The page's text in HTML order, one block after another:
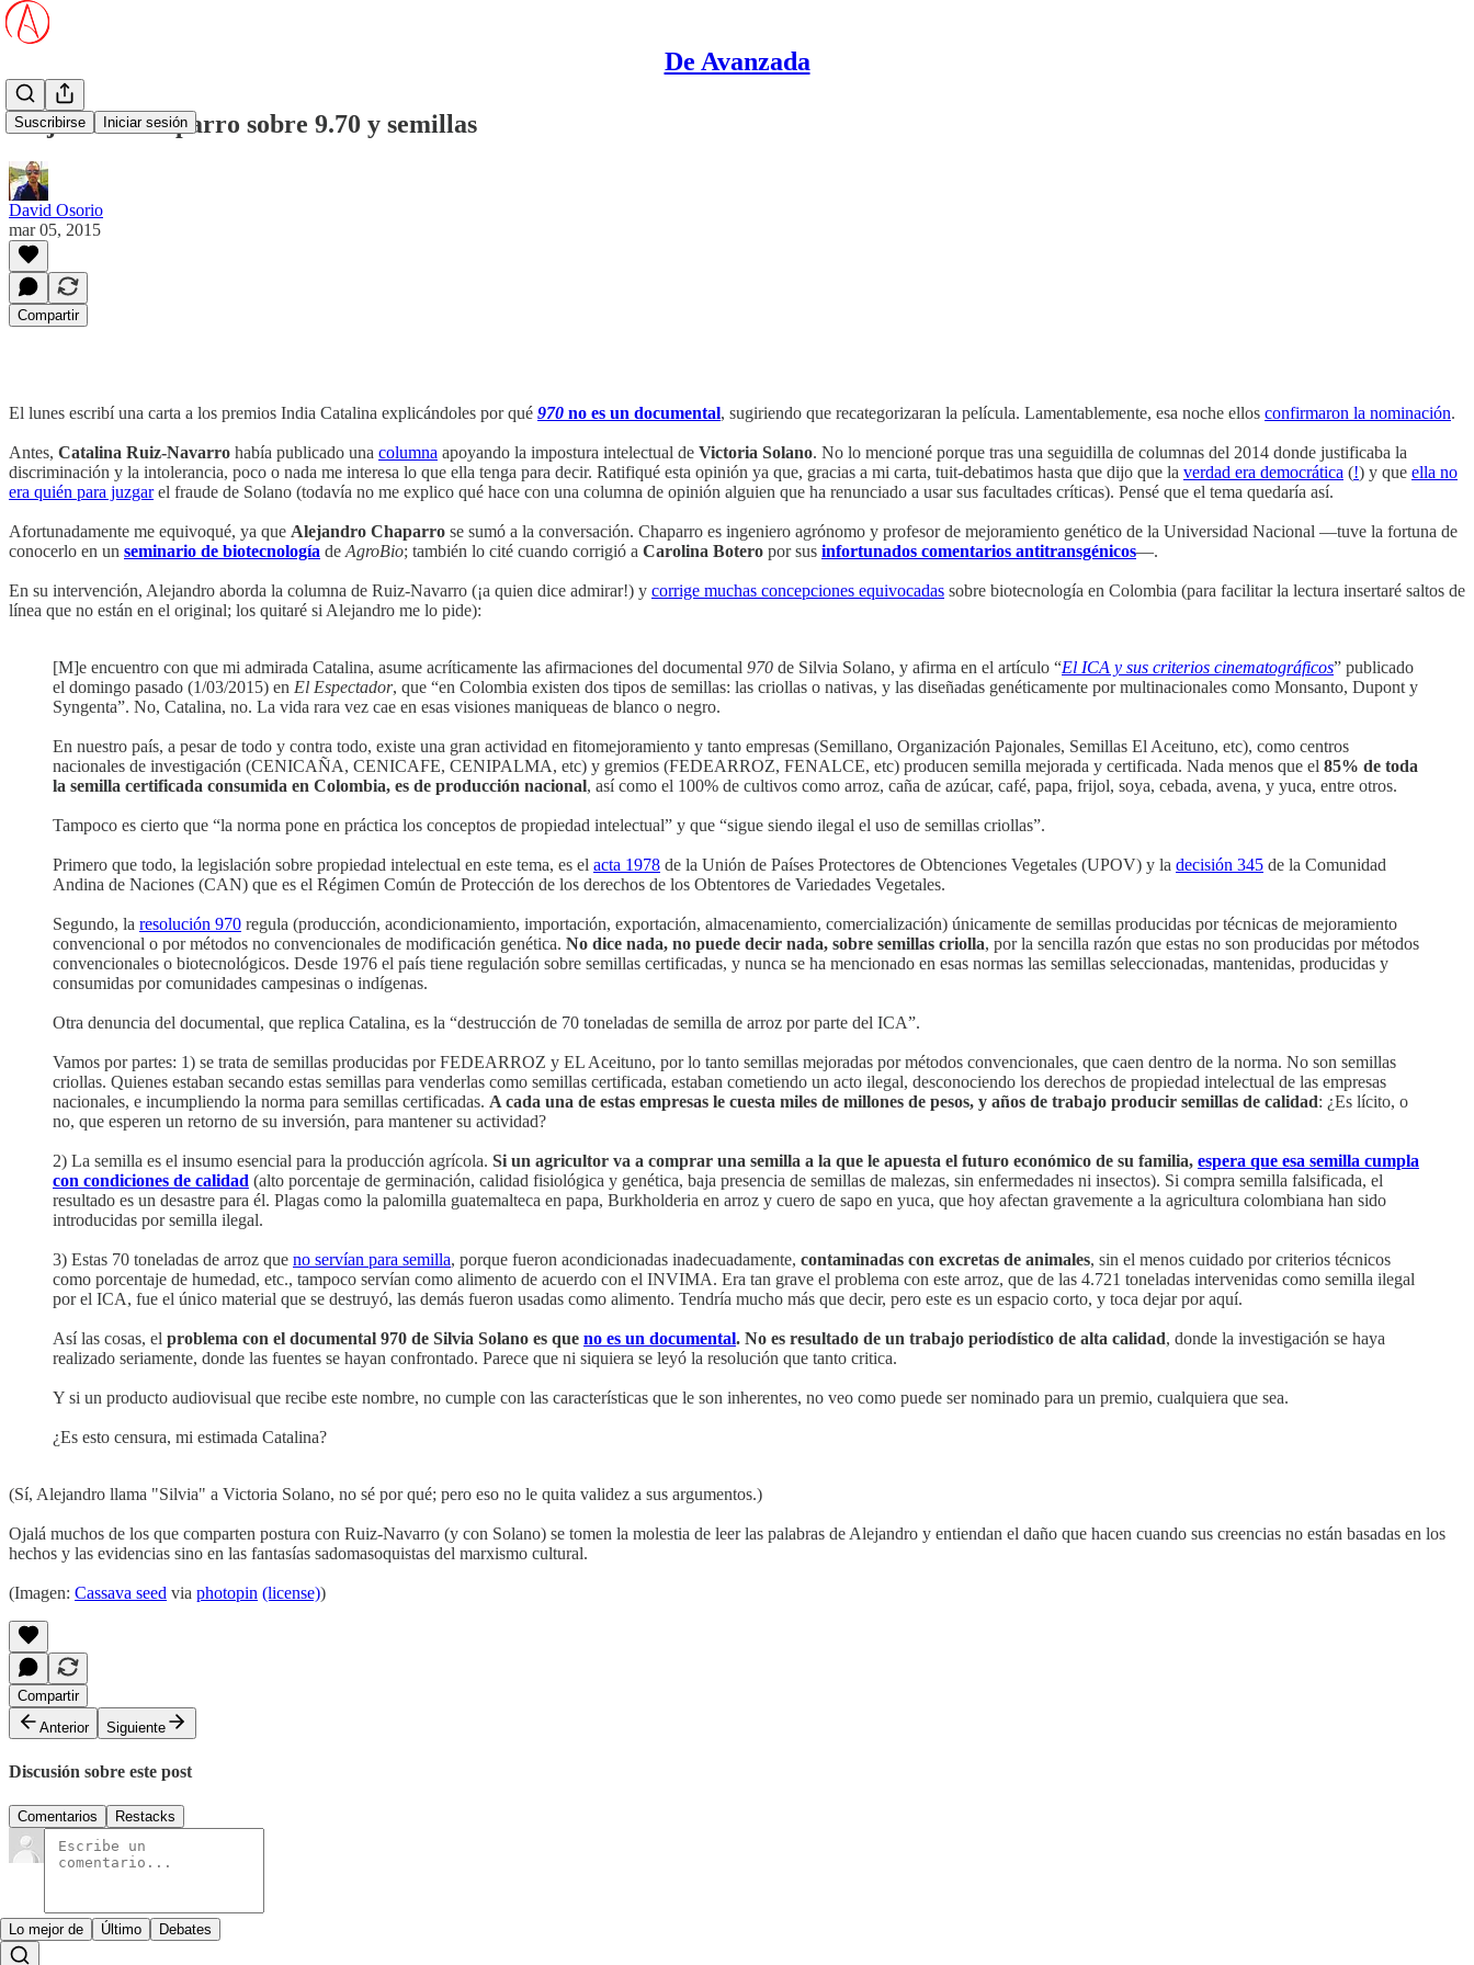
De Avanzada
Suscribirse Iniciar sesión
Alejandro Chaparro sobre 9.70 y semillas
David Osorio
mar 05, 2015
Compartir
El lunes escribí una carta a los premios India Catalina explicándoles por qué 970 no es un documental, sugiriendo que recategorizaran la película. Lamentablemente, esa noche ellos confirmaron la nominación.
Antes, Catalina Ruiz-Navarro había publicado una columna apoyando la impostura intelectual de Victoria Solano. No lo mencioné porque tras una seguidilla de columnas del 2014 donde justificaba la
discriminación y la intolerancia, poco o nada me interesa lo que ella tenga para decir. Ratifiqué esta opinión ya que, gracias a mi carta, tuit-debatimos hasta que dijo que la verdad era democrática (!) y que ella no
era quién para juzgarel fraude de Solano (todavía no me explico qué hace con una columna de opinión alguien que ha renunciado a usar sus facultades críticas). Pensé que el tema quedaría así.
Afortunadamente me equivoqué, ya que Alejandro Chaparro se sumó a la conversación. Chaparro es ingeniero agrónomo y profesor de mejoramiento genético de la Universidad Nacional —tuve la fortuna de
conocerlo en un seminario de biotecnología de AgroBio; también lo cité cuando corrigió a Carolina Botero por sus infortunados comentarios antitransgénicos—.
En su intervención, Alejandro aborda la columna de Ruiz-Navarro (¡a quien dice admirar!) y corrige muchas concepciones equivocadas sobre biotecnología en Colombia (para facilitar la lectura insertaré saltos de
línea que no están en el original; los quitaré si Alejandro me lo pide):
[M]e encuentro con que mi admirada Catalina, asume acríticamente las afirmaciones del documental 970 de Silvia Solano, y afirma en el artículo “El ICA y sus criterios cinematográficos” publicado
el domingo pasado (1/03/2015) en El Espectador, que “en Colombia existen dos tipos de semillas: las criollas o nativas, y las diseñadas genéticamente por multinacionales como Monsanto, Dupont y
Syngenta”. No, Catalina, no. La vida rara vez cae en esas visiones maniqueas de blanco o negro.
En nuestro país, a pesar de todo y contra todo, existe una gran actividad en fitomejoramiento y tanto empresas (Semillano, Organización Pajonales, Semillas El Aceituno, etc), como centros
nacionales de investigación (CENICAÑA, CENICAFE, CENIPALMA, etc) y gremios (FEDEARROZ, FENALCE, etc) producen semilla mejorada y certificada. Nada menos que el 85% de toda
la semilla certificada consumida en Colombia, es de producción nacional, así como el 100% de cultivos como arroz, caña de azúcar, café, papa, frijol, soya, cebada, avena, y yuca, entre otros.
Tampoco es cierto que “la norma pone en práctica los conceptos de propiedad intelectual” y que “sigue siendo ilegal el uso de semillas criollas”.
Primero que todo, la legislación sobre propiedad intelectual en este tema, es el acta 1978 de la Unión de Países Protectores de Obtenciones Vegetales (UPOV) y la decisión 345 de la Comunidad
Andina de Naciones (CAN) que es el Régimen Común de Protección de los derechos de los Obtentores de Variedades Vegetales.
Segundo, la resolución 970 regula (producción, acondicionamiento, importación, exportación, almacenamiento, comercialización) únicamente de semillas producidas por técnicas de mejoramiento
convencional o por métodos no convencionales de modificación genética. No dice nada, no puede decir nada, sobre semillas criolla, por la sencilla razón que estas no son producidas por métodos
convencionales o biotecnológicos. Desde 1976 el país tiene regulación sobre semillas certificadas, y nunca se ha mencionado en esas normas las semillas seleccionadas, mantenidas, producidas y
consumidas por comunidades campesinas o indígenas.
Otra denuncia del documental, que replica Catalina, es la “destrucción de 70 toneladas de semilla de arroz por parte del ICA”.
Vamos por partes: 1) se trata de semillas producidas por FEDEARROZ y EL Aceituno, por lo tanto semillas mejoradas por métodos convencionales, que caen dentro de la norma. No son semillas
criollas. Quienes estaban secando estas semillas para venderlas como semillas certificada, estaban cometiendo un acto ilegal, desconociendo los derechos de propiedad intelectual de las empresas
nacionales, e incumpliendo la norma para semillas certificadas. A cada una de estas empresas le cuesta miles de millones de pesos, y años de trabajo producir semillas de calidad: ¿Es lícito, o
no, que esperen un retorno de su inversión, para mantener su actividad?
2) La semilla es el insumo esencial para la producción agrícola. Si un agricultor va a comprar una semilla a la que le apuesta el futuro económico de su familia, espera que esa semilla cumpla
con condiciones de calidad (alto porcentaje de germinación, calidad fisiológica y genética, baja presencia de semillas de malezas, sin enfermedades ni insectos). Si compra semilla falsificada, el
resultado es un desastre para él. Plagas como la palomilla guatemalteca en papa, Burkholderia en arroz y cuero de sapo en yuca, que hoy afectan gravemente a la agricultura colombiana han sido
introducidas por semilla ilegal.
3) Estas 70 toneladas de arroz que no servían para semilla, porque fueron acondicionadas inadecuadamente, contaminadas con excretas de animales, sin el menos cuidado por criterios técnicos
como porcentaje de humedad, etc., tampoco servían como alimento de acuerdo con el INVIMA. Era tan grave el problema con este arroz, que de las 4.721 toneladas intervenidas como semilla ilegal
por el ICA, fue el único material que se destruyó, las demás fueron usadas como alimento. Tendría mucho más que decir, pero este es un espacio corto, y toca dejar por aquí.
Así las cosas, el problema con el documental 970 de Silvia Solano es que no es un documental. No es resultado de un trabajo periodístico de alta calidad, donde la investigación se haya
realizado seriamente, donde las fuentes se hayan confrontado. Parece que ni siquiera se leyó la resolución que tanto critica.
Y si un producto audiovisual que recibe este nombre, no cumple con las características que le son inherentes, no veo como puede ser nominado para un premio, cualquiera que sea.
¿Es esto censura, mi estimada Catalina?
(Sí, Alejandro llama "Silvia" a Victoria Solano, no sé por qué; pero eso no le quita validez a sus argumentos.)
Ojalá muchos de los que comparten postura con Ruiz-Navarro (y con Solano) se tomen la molestia de leer las palabras de Alejandro y entiendan el daño que hacen cuando sus creencias no están basadas en los
hechos y las evidencias sino en las fantasías sadomasoquistas del marxismo cultural.
(Imagen: Cassava seed via photopin (license))
Compartir
Anterior
Siguiente
Discusión sobre este post
Comentarios Restacks
Lo mejor de Último Debates